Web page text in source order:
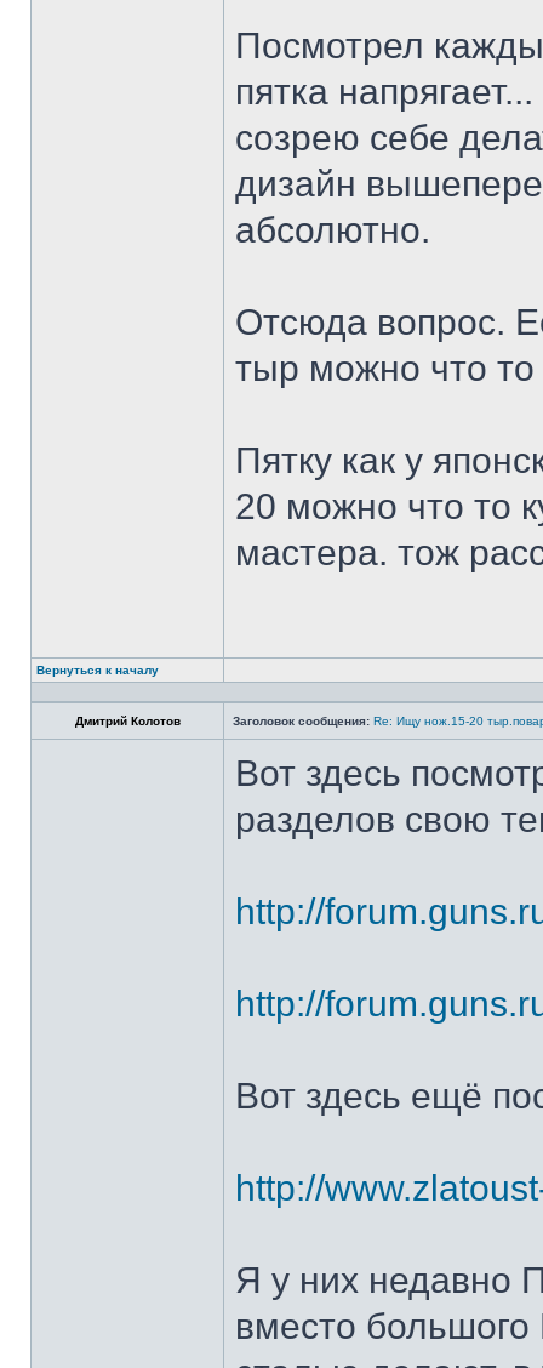
Посмотрел
пятка
созрею себе
дизайн
абсолютно.
Отсюда вопрос.
тыр можно что
Пятку как у
20 можно что то
мастера. тож
Вернуться к началу
Дмитрий Колотов Заголовок сообщения: Re: Ищу нож.15-20
Вот здесь
разделов свою
http://
http://
Вот здесь ещё
http://
Я у них недавно
вместо